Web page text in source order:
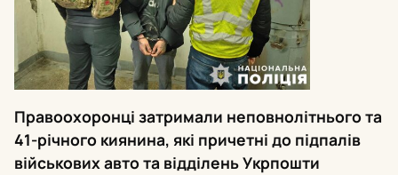
Правоохоронці затримали неповнолітнього та
41-річного киянина, які причетні до підпалів
військових авто та відділень Укрпошти